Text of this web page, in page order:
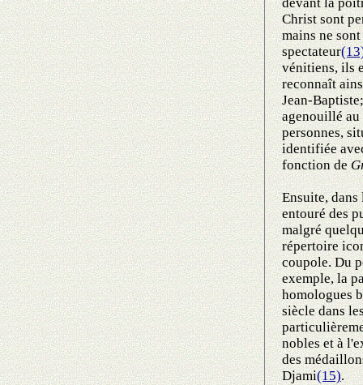
devant la
Christ sont
mains ne
spectateur
vénitiens, ils
reconnaît
Jean-
agenouillé au
personnes,
identifiée
fonction de
Ensuite,
entouré des
malgré
répertoire
coupole. Du
exemple, la
homologues
siècle dans
nobles et à
des
Djami(15).